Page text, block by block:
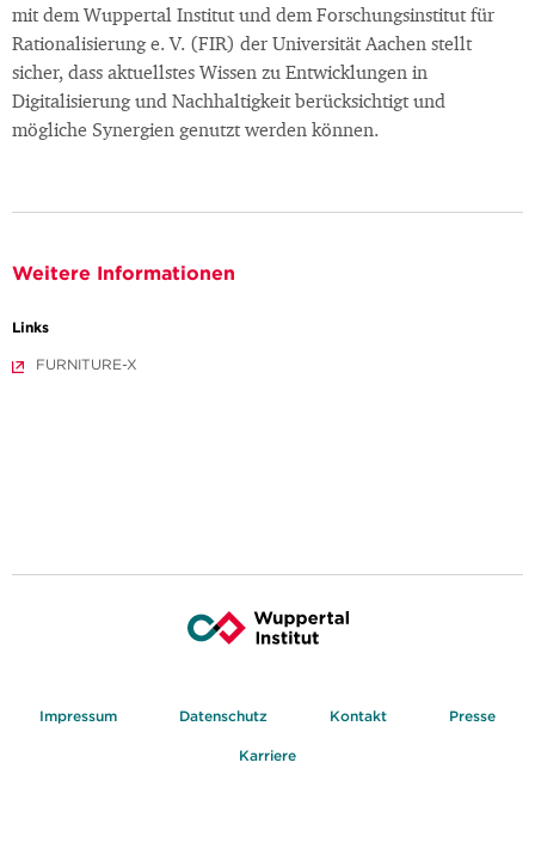
mit dem Wuppertal Institut und dem Forschungsinstitut für
Rationalisierung e. V. (FIR) der Universität Aachen stellt
sicher, dass aktuellstes Wissen zu Entwicklungen in
Digitalisierung und Nachhaltigkeit berücksichtigt und
mögliche Synergien genutzt werden können.
Weitere Informationen
Links
FURNITURE-X
Impressum Datenschutz Kontakt Presse
Karriere